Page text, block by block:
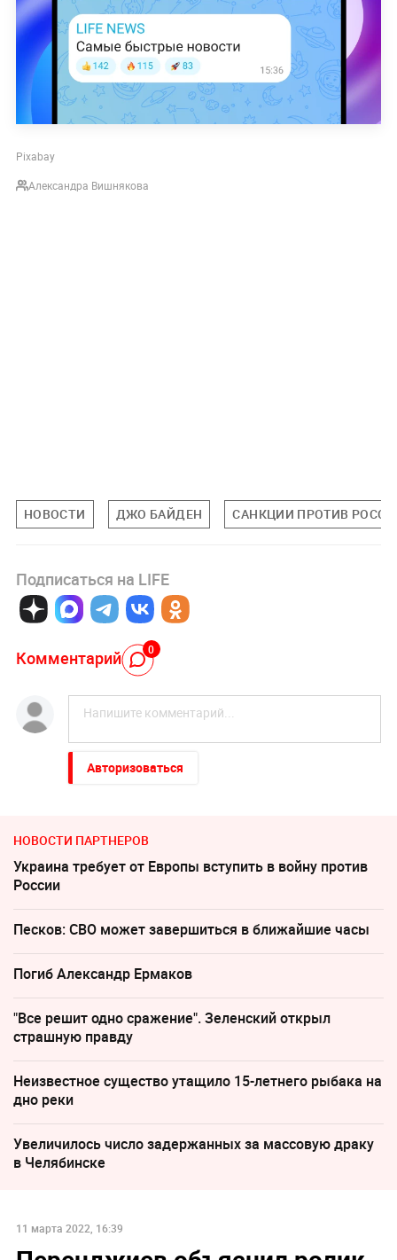
Pixabay
Александра Вишнякова
НОВОСТИ ДЖО БАЙДЕН САНКЦИИ ПРОТИВ
Подписаться на LIFE
Комментарий 0
Авторизоваться
НОВОСТИ ПАРТНЕРОВ
Украина требует от Европы вступить в войну против
России
Песков: СВО может завершиться в ближайшие часы
Погиб Александр Ермаков
"Все решит одно сражение". Зеленский открыл
страшную правду
Неизвестное существо утащило 15-летнего рыбака на
дно реки
Увеличилось число задержанных за массовую драку
в Челябинске
11 марта 2022, 16:39